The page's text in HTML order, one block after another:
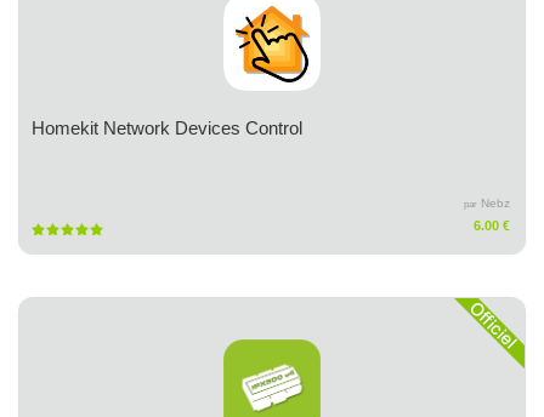
Homekit Network Devices Control
par Nebz
6.00 €